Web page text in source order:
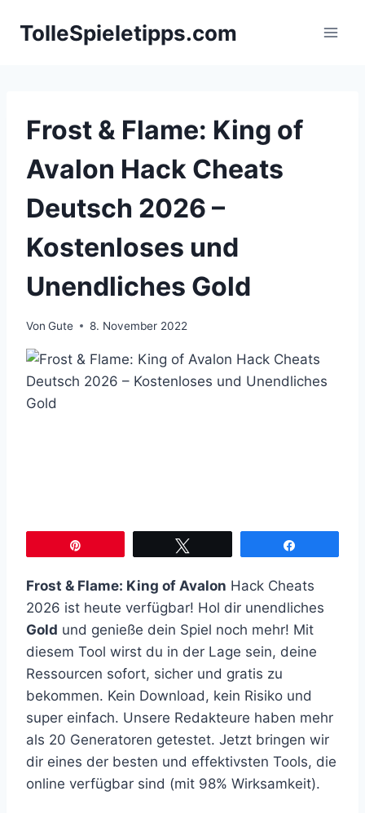
InhaltTolleSpieletipps.com
Frost & Flame: King of
Avalon Hack Cheats
Deutsch 2026 –
Kostenloses und
Unendliches Gold
Von Gute 8. November 2022
Frost & Flame: King of Avalon Hack Cheats
2026 ist heute verfügbar! Hol dir unendliches
Gold und genieße dein Spiel noch mehr! Mit
diesem Tool wirst du in der Lage sein, deine
Ressourcen sofort, sicher und gratis zu
bekommen. Kein Download, kein Risiko und
super einfach. Unsere Redakteure haben mehr
als 20 Generatoren getestet. Jetzt bringen wir
dir eines der besten und effektivsten Tools, die
online verfügbar sind (mit 98% Wirksamkeit).